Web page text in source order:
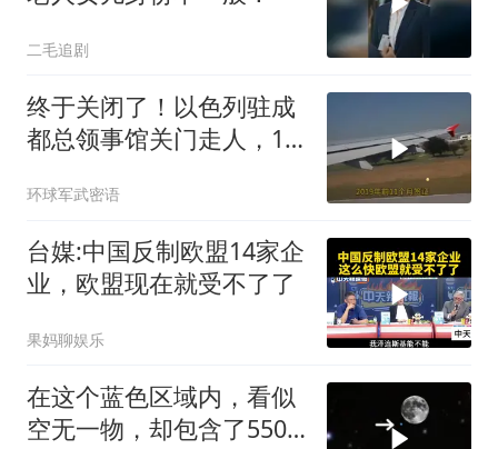
二毛追剧
终于关闭了！以色列驻成
都总领事馆关门走人，12
环球军武密语
台媒:中国反制欧盟14家企
业，欧盟现在就受不了了
果妈聊娱乐
在这个蓝色区域内，看似
空无一物，却包含了5500